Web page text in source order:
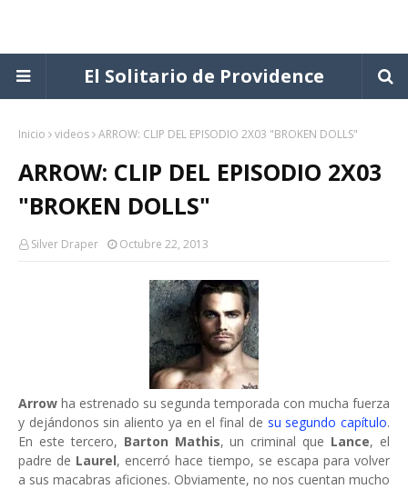
El Solitario de Providence
Inicio videos ARROW: CLIP DEL EPISODIO 2X03 "BROKEN DOLLS"
ARROW: CLIP DEL EPISODIO 2X03
"BROKEN DOLLS"
Silver Draper Octubre 22, 2013
Arrow ha estrenado su segunda temporada con mucha fuerza
y dejándonos sin aliento ya en el final de su segundo capítulo.
En este tercero, Barton Mathis, un criminal que Lance, el
padre de Laurel, encerró hace tiempo, se escapa para volver
a sus macabras aficiones. Obviamente, no nos cuentan mucho